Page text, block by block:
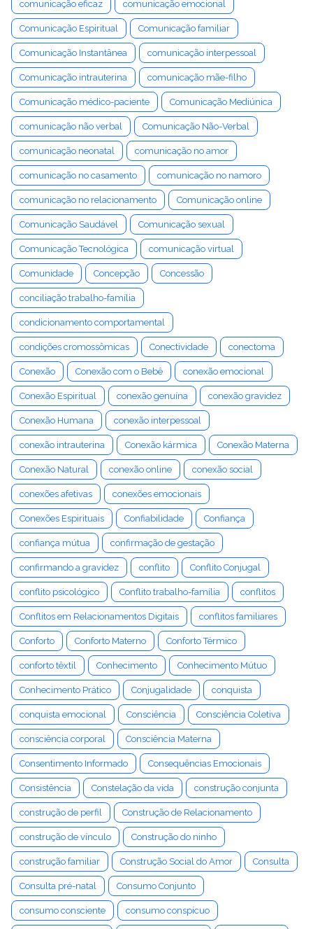
comunicação eficaz comunicação emocional
Comunicação Espiritual Comunicação familiar
Comunicação Instantânea comunicação interpessoal
Comunicação intrauterina comunicação mãe-filho
Comunicação médico-paciente Comunicação Mediúnica
comunicação não verbal Comunicação Não-Verbal
comunicação neonatal comunicação no amor
comunicação no casamento comunicação no namoro
comunicação no relacionamento Comunicação online
Comunicação Saudável Comunicação sexual
Comunicação Tecnológica comunicação virtual
Comunidade Concepção Concessão
conciliação trabalho-família
condicionamento comportamental
condições cromossômicas Conectividade conectoma
Conexão Conexão com o Bebê conexão emocional
Conexão Espiritual conexão genuína conexão gravidez
Conexão Humana conexão interpessoal
conexão intrauterina Conexão kármica Conexão Materna
Conexão Natural conexão online conexão social
conexões afetivas conexões emocionais
Conexões Espirituais Confiabilidade Confiança
confiança mútua confirmação de gestação
confirmando a gravidez conflito Conflito Conjugal
conflito psicológico Conflito trabalho-família conflitos
Conflitos em Relacionamentos Digitais conflitos familiares
Conforto Conforto Materno Conforto Térmico
conforto têxtil Conhecimento Conhecimento Mútuo
Conhecimento Prático Conjugalidade conquista
conquista emocional Consciência Consciência Coletiva
consciência corporal Consciência Materna
Consentimento Informado Consequências Emocionais
Consistência Constelação da vida construção conjunta
construção de perfil Construção de Relacionamento
construção de vínculo Construção do ninho
construção familiar Construção Social do Amor Consulta
Consulta pré-natal Consumo Conjunto
consumo consciente consumo conspícuo